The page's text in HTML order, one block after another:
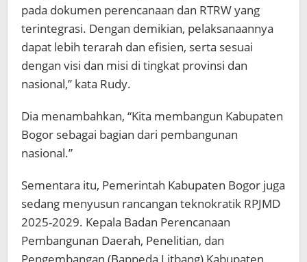
pada dokumen perencanaan dan RTRW yang
terintegrasi. Dengan demikian, pelaksanaannya
dapat lebih terarah dan efisien, serta sesuai
dengan visi dan misi di tingkat provinsi dan
nasional,” kata Rudy.
Dia menambahkan, “Kita membangun Kabupaten
Bogor sebagai bagian dari pembangunan
nasional.”
Sementara itu, Pemerintah Kabupaten Bogor juga
sedang menyusun rancangan teknokratik RPJMD
2025-2029. Kepala Badan Perencanaan
Pembangunan Daerah, Penelitian, dan
Pengembangan (Bappeda Litbang) Kabupaten